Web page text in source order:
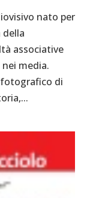
nato per
associative
media.
fotografico di